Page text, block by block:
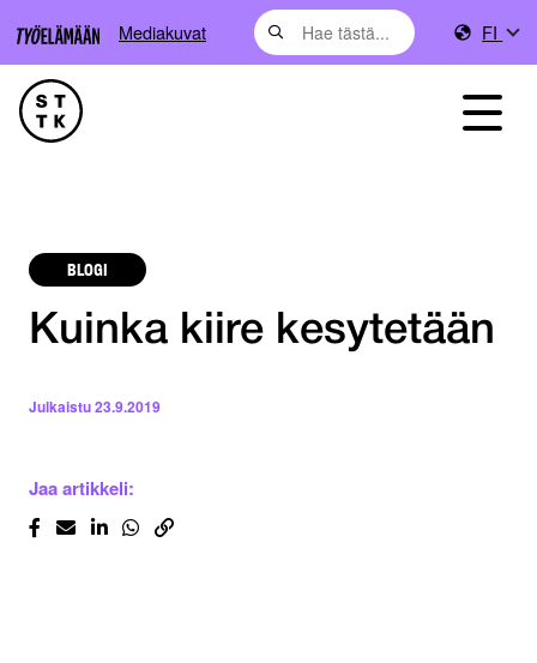
Mediakuvat FI
BLOGI
Kuinka kiire kesytetään
Julkaistu23.9.2019
Jaa artikkeli: